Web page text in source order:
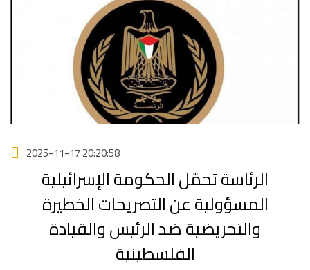
2025-11-17 20:20:58
الرئاسة تحمّل الحكومة الإسرائيلية
المسؤولية عن التصريحات الخطيرة
والتحريضية ضد الرئيس والقيادة
الفلسطينية